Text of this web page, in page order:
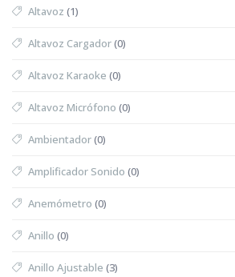
Altavoz (1)
Altavoz Cargador(0)
Altavoz Karaoke (0)
Altavoz Micrófono (0)
Ambientador(0)
Amplificador Sonido (0)
Anemómetro (0)
Anillo (0)
Anillo Ajustable (3)